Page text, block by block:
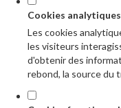
Cookies analytiques
Les cookies
les visiteurs
d'obtenir des
rebond, la source du